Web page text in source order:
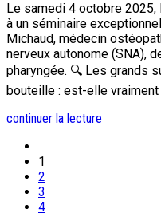
Le samedi 4 octobre 2025,
à un séminaire
Michaud, médecin
nerveux autonome (SNA),
pharyngée. 🔍 Les grands
bouteille : est-elle vraiment
continuer la lecture
1
2
3
4